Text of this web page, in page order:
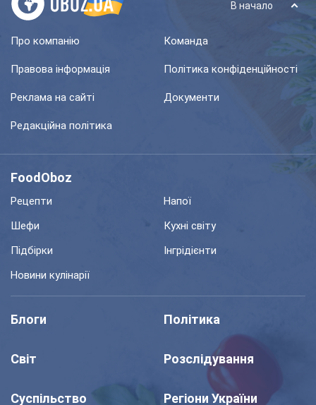
В начало
Про компанію Команда
Правова інформація Політика конфіденційності
Реклама на сайті Документи
Редакційна політика
FoodOboz
Рецепти
Напої
Шефи
Кухні світу
Підбірки
Інгрідієнти
Новини кулінарії
Блоги Політика
Світ Розслідування
Суспільство Регіони України